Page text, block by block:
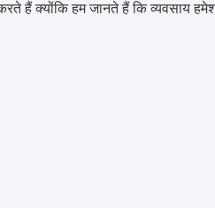
हैं क्योंकि हम जानते हैं कि व्यवसाय